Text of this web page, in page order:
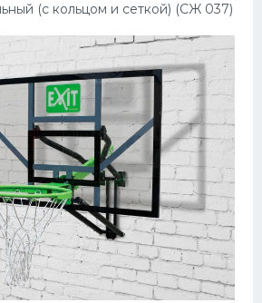
(с кольцом и сеткой) (СЖ 037)